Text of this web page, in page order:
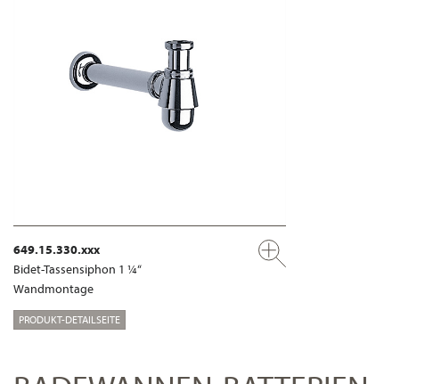
649.15.330.xxx
Bidet-Tassensiphon 1 ¼“
Wandmontage
PRODUKT-DETAILSEITE